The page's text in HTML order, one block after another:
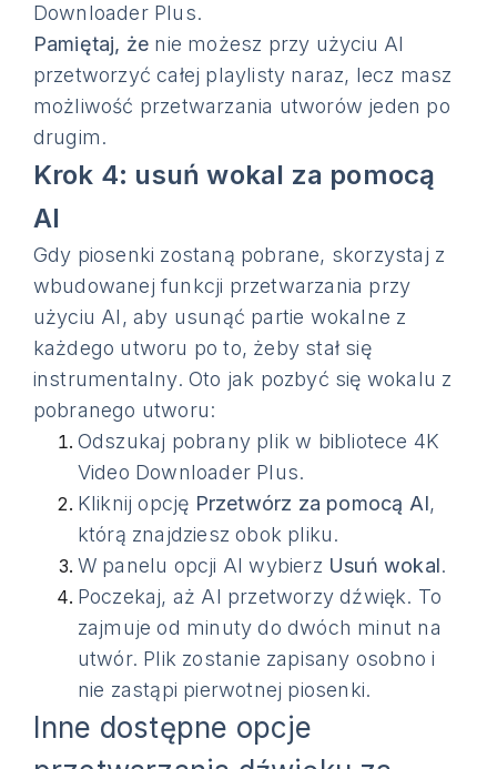
Downloader Plus.
Pamiętaj, że nie możesz przy użyciu AI
przetworzyć całej playlisty naraz, lecz masz
możliwość przetwarzania utworów jeden po
drugim.
Krok 4: usuń wokal za pomocą
AI
Gdy piosenki zostaną pobrane, skorzystaj z
wbudowanej funkcji przetwarzania przy
użyciu AI, aby usunąć partie wokalne z
każdego utworu po to, żeby stał się
instrumentalny. Oto jak pozbyć się wokalu z
pobranego utworu:
Odszukaj pobrany plik w bibliotece 4K
Video Downloader Plus.
Kliknij opcję Przetwórz za pomocą AI,
którą znajdziesz obok pliku.
W panelu opcji AI wybierz Usuń wokal.
Poczekaj, aż AI przetworzy dźwięk. To
zajmuje od minuty do dwóch minut na
utwór. Plik zostanie zapisany osobno i
nie zastąpi pierwotnej piosenki.
Inne dostępne opcje